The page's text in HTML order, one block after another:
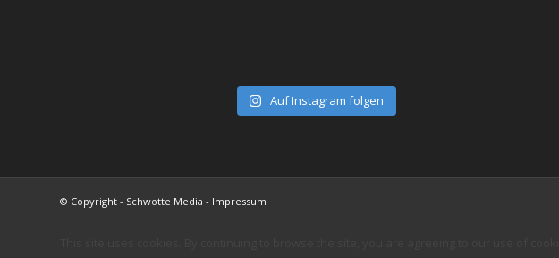
Auf Instagram folgen
© Copyright - Schwotte Media - Impressum